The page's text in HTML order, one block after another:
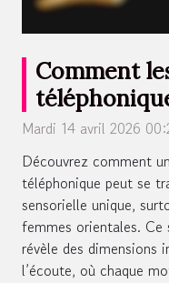
Comment
orientales
sens ?
Mardi 14 avril 2026
Découvrez comment
téléphonique peut se
sensorielle unique,
femmes orientales.
révèle des dimensions
l’écoute, où chaque